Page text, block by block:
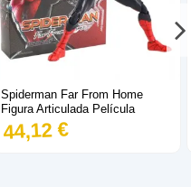
Spiderman Far From Home
Figura Articulada Película
44,12 €